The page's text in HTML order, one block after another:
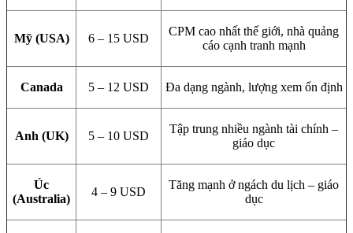
Mỹ (USA) 6 – 15 USD
CPM cao nhất thế giới, nhà quảng
cáo cạnh tranh mạnh
Canada 5 – 12 USD Đa dạng ngành, lượng xem ổn định
Anh (UK) 5 – 10 USD
Tập trung nhiều ngành tài chính –
giáo dục
Úc
(Australia)
4 – 9 USD
Tăng mạnh ở ngách du lịch – giáo
dục